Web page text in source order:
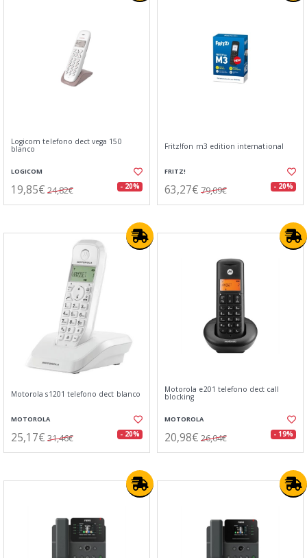
Logicom telefono dect vega 150
blanco
LOGICOM
19,85€ 24,82€ - 20%
Fritz!fon m3 edition international
FRITZ!
63,27€ 79,09€ - 20%
Motorola s1201 telefono dect blanco
MOTOROLA
25,17€ 31,46€ - 20%
Motorola e201 telefono dect call
blocking
MOTOROLA
20,98€ 26,04€ - 19%